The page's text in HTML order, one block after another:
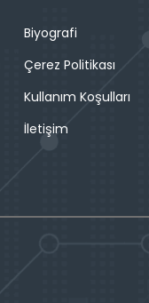
Biyografi
Çerez Politikası
Kullanım Koşulları
İletişim